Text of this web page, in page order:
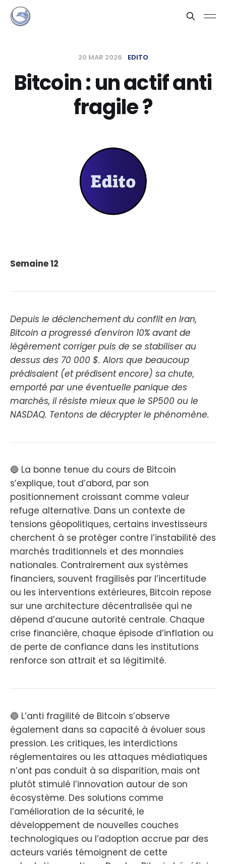
20 MAR 2026 EDITO
Bitcoin : un actif anti
fragile ?
Semaine 12
Depuis le déclenchement du conflit en Iran,
Bitcoin a progressé d'environ 10% avant de
légèrement corriger puis de se stabiliser au
dessus des 70 000 $. Alors que beaucoup
prédisaient (et prédisent encore) sa chute,
emporté par une éventuelle panique des
marchés, il résiste mieux que le SP500 ou le
NASDAQ. Tentons de décrypter le phénomène.
🔵 La bonne tenue du cours de Bitcoin
s’explique, tout d’abord, par son
positionnement croissant comme valeur
refuge alternative. Dans un contexte de
tensions géopolitiques, certains investisseurs
cherchent à se protéger contre l’instabilité des
marchés traditionnels et des monnaies
nationales. Contrairement aux systèmes
financiers, souvent fragilisés par l’incertitude
ou les interventions extérieures, Bitcoin repose
sur une architecture décentralisée qui ne
dépend d’aucune autorité centrale. Chaque
crise financière, chaque épisode d’inflation ou
de perte de confiance dans les institutions
renforce son attrait et sa légitimité.
🔵 L’anti fragilité de Bitcoin s’observe
également dans sa capacité à évoluer sous
pression. Les critiques, les interdictions
réglementaires ou les attaques médiatiques
n’ont pas conduit à sa disparition, mais ont
plutôt stimulé l’innovation autour de son
écosystème. Des solutions comme
l’amélioration de la sécurité, le
développement de nouvelles couches
technologiques ou l’adoption accrue par des
acteurs variés témoignent de cette